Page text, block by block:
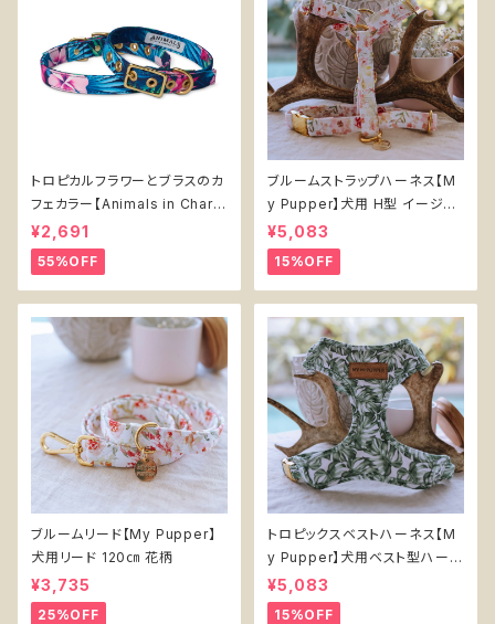
トロピカルフラワーとブラスのカ
フェカラー【Animals in Charg
e】犬 首輪 夏 花柄 ベルト式 お
しゃれ かわいい
¥2,691
55%OFF
ブルームストラップハーネス【M
y Pupper】犬用 H型 イージー
ウォーク 調整可能 花柄
¥5,083
15%OFF
ブルームリード【My Pupper】
犬用リード 120㎝ 花柄
¥3,735
25%OFF
トロピックスベストハーネス【M
y Pupper】犬用ベスト型ハーネ
ス Tropics Dog Chest Harn
ess
¥5,083
15%OFF